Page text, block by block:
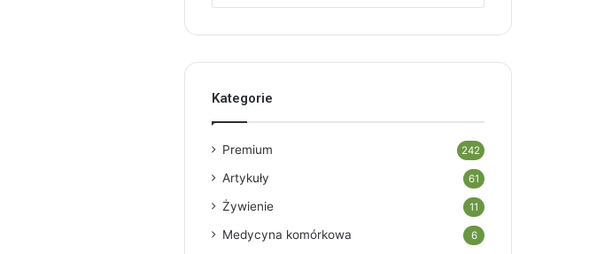
Kategorie
Premium 242
Artykuły 61
Żywienie 11
Medycyna komórkowa 6